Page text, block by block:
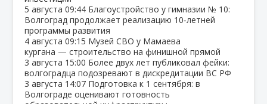
5 августа 09:44 Благоустройство у гимназии № 10:
Волгоград продолжает реализацию 10‑летней
программы развития
4 августа 09:15 Музей СВО у Мамаева
кургана — строительство на финишной прямой
3 августа 15:00 Более двух лет публиковал фейки:
волгоградца подозревают в дискредитации ВС РФ
3 августа 14:07 Подготовка к 1 сентября: в
Волгограде оценивают готовность